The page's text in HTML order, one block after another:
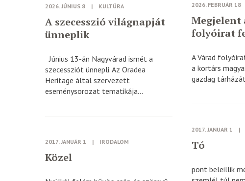
2026. JÚNIUS 8 | KULTÚRA
A szecesszió világnapját
ünneplik
Június 13-án Nagyvárad ismét a
szecessziót ünnepli. Az Oradea
Heritage által szervezett
eseménysorozat tematikája...
2026. FEBRUÁR 18
Megjelent
folyóirat
A Várad
a kortárs
gazdag
2017. JANUÁR 1 |
Tó
pont beleillik
2017. JANUÁR 1 | IRODALOM
Közel